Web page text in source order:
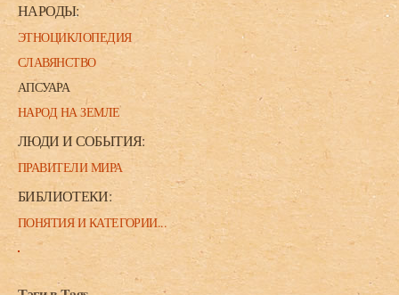
НАРОДЫ:
ЭТНОЦИКЛОПЕДИЯ
СЛАВЯНСТВО
АПСУАРА
НАРОД НА ЗЕМЛЕ
ЛЮДИ И СОБЫТИЯ:
ПРАВИТЕЛИ МИРА
БИБЛИОТЕКИ:
ПОНЯТИЯ И КАТЕГОРИИ...